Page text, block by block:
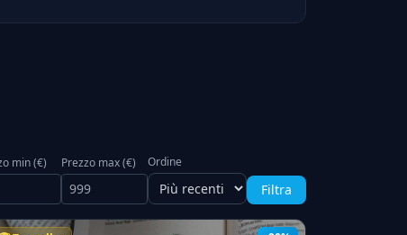
min (€) Prezzo max (€) Ordine
Filtra